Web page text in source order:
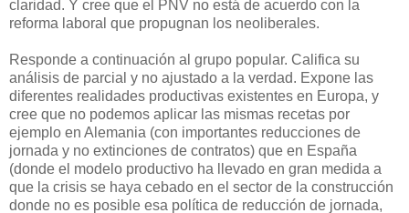
claridad. Y cree que el PNV no está de acuerdo con la
reforma laboral que propugnan los neoliberales.
Responde a continuación al grupo popular. Califica su
análisis de parcial y no ajustado a la verdad. Expone las
diferentes realidades productivas existentes en Europa, y
cree que no podemos aplicar las mismas recetas por
ejemplo en Alemania (con importantes reducciones de
jornada y no extinciones de contratos) que en España
(donde el modelo productivo ha llevado en gran medida a
que la crisis se haya cebado en el sector de la construcción
donde no es posible esa política de reducción de jornada,